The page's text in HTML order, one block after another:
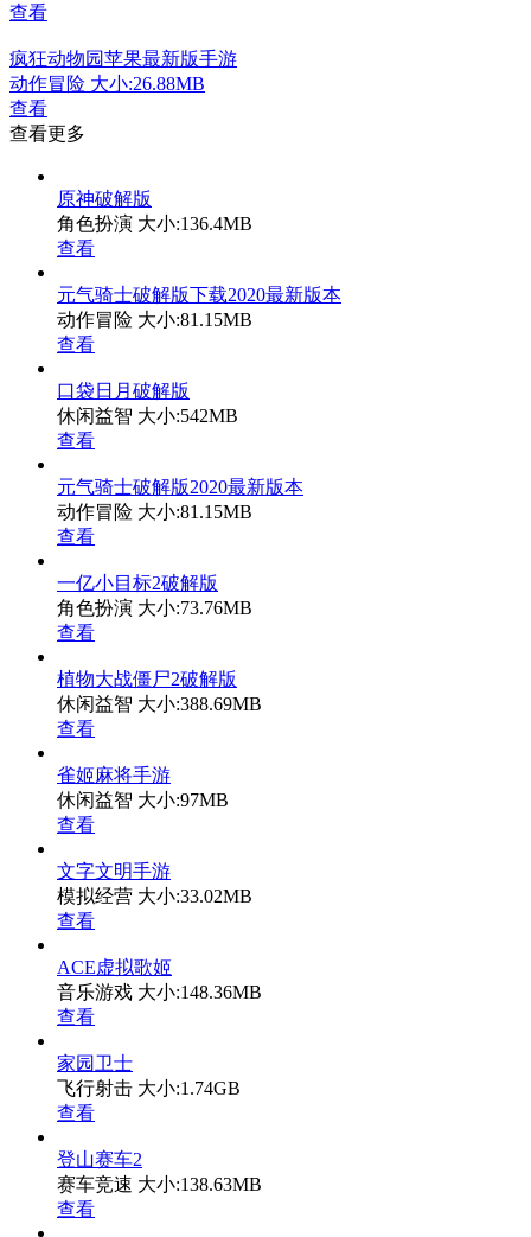
查看
疯狂动物园苹果最新版手游
动作冒险 大小:26.88MB
查看
查看更多
原神破解版
角色扮演 大小:136.4MB
查看
元气骑士破解版下载2020最新版本
动作冒险 大小:81.15MB
查看
口袋日月破解版
休闲益智 大小:542MB
查看
元气骑士破解版2020最新版本
动作冒险 大小:81.15MB
查看
一亿小目标2破解版
角色扮演 大小:73.76MB
查看
植物大战僵尸2破解版
休闲益智 大小:388.69MB
查看
雀姬麻将手游
休闲益智 大小:97MB
查看
文字文明手游
模拟经营 大小:33.02MB
查看
ACE虚拟歌姬
音乐游戏 大小:148.36MB
查看
家园卫士
飞行射击 大小:1.74GB
查看
登山赛车2
赛车竞速 大小:138.63MB
查看